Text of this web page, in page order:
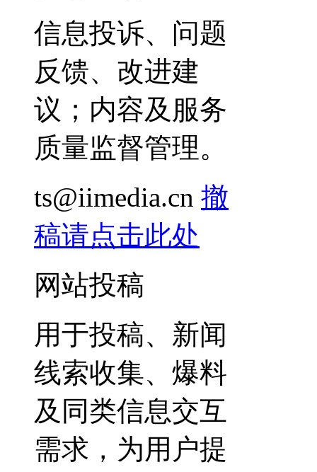
信息投诉、问题
反馈、改进建
议；内容及服务
质量监督管理。
ts@iimedia.cn 撤
稿请点击此处
网站投稿
用于投稿、新闻
线索收集、爆料
及同类信息交互
需求，为用户提